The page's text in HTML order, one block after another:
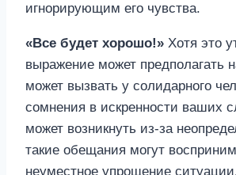
игнорирующим его чувства.
«Все будет хорошо!» Хотя это
выражение может предполагать
может вызвать у солидарного
сомнения в искренности ваших
может возникнуть из-за
такие обещания могут
неуместное упрощение